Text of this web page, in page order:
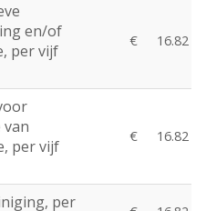
en/of
per vijf
€ 16.82
van
per vijf
€ 16.82
per